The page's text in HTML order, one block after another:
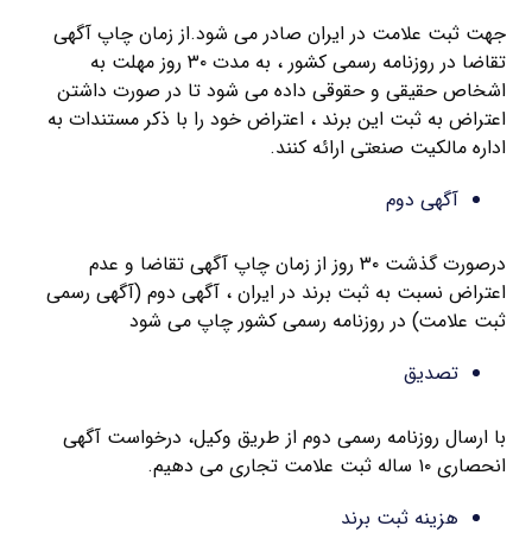
جهت ثبت علامت در ایران صادر می شود.از زمان چاپ آگهی
تقاضا در روزنامه رسمی کشور ، به مدت ۳۰ روز مهلت به
اشخاص حقیقی و حقوقی داده می شود تا در صورت داشتن
اعتراض به ثبت این برند ، اعتراض خود را با ذکر مستندات به
اداره مالکیت صنعتی ارائه کنند.
آگهی دوم
درصورت گذشت ۳۰ روز از زمان چاپ آگهی تقاضا و عدم
اعتراض نسبت به ثبت برند در ایران ، آگهی دوم (آگهی رسمی
ثبت علامت) در روزنامه رسمی کشور چاپ می شود
تصدیق
با ارسال روزنامه رسمی دوم از طریق وکیل، درخواست آگهی
انحصاری ۱۰ ساله ثبت علامت تجاری می دهیم.
هزینه ثبت برند